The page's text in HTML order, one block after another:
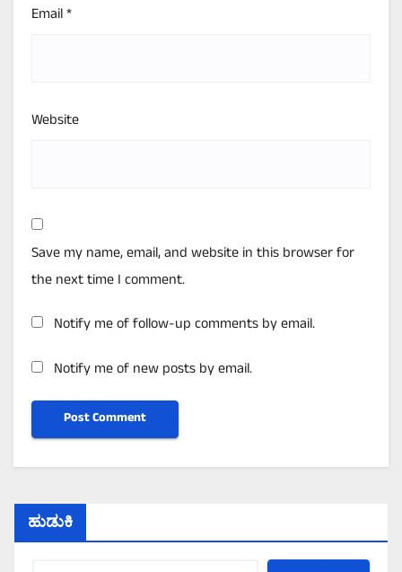
Email*
Website
Save my name, email, and website in this browser for
the next time I comment.
Notify me of follow-up comments by email.
Notify me of new posts by email.
ಹುಡುಕಿ